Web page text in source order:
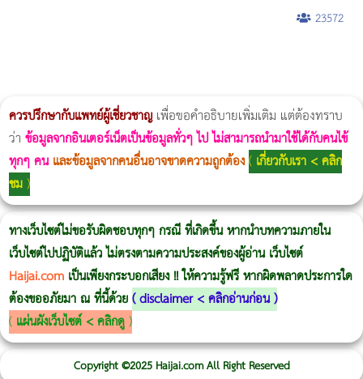
23572
ควรปรึกษากับแพทย์ผู้เชี่ยวชาญเพื่อขอคำอธิบายเพิ่มเติม แต่ต้องทราบ
ว่า ข้อมูลจากอินเตอร์เน็ตเป็นข้อมูลทั่วๆ ไป ไม่สามารถนำมาใช้ได้กับคนไข้
ทุกๆ คน และข้อมูลจากคนอื่นอาจขาดความถูกต้อง( เกี่ยวกับเรา < คลิก
ชม)
ทางเว็บไซต์ไม่ขอรับผิดชอบทุกๆ กรณี ที่เกิดขึ้น หากนำบทความภายใน
เว็บไซต์ไปปฏิบัติแล้ว ไม่ตรงตามความประสงค์ของผู้อ่าน เว็บไซต์
Haijai.com เป็นเพียงกระบอกเสียง !! ให้ความรู้ฟรี หากผิดพลาดประการใด
ต้องขออภัยมา ณ ที่นี้ด้วย(disclaimer < คลิกอ่านก่อน)
( แผ่นผังเว็บไซต์ < คลิกดู)
Copyright ©2025 Haijai.com All Right Reserved